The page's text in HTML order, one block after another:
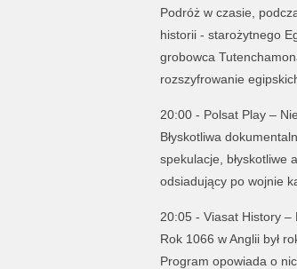
Podróż w czasie,
historii - starożytnego
grobowca
rozszyfrowanie
20:00 - Polsat Play –
Błyskotliwa
spekulacje, błyskotliwe
odsiadujący po wojnie
20:05 - Viasat History –
Rok 1066 w Anglii był
Program opowiada o